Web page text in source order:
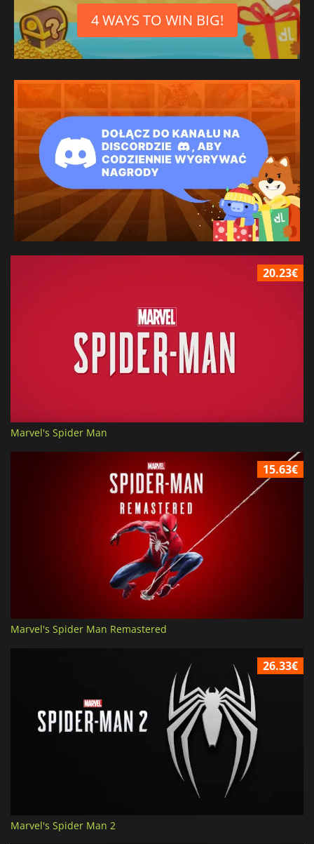
4 WAYS TO WIN BIG!
20.23€
Marvel's Spider Man
15.63€
Marvel's Spider Man Remastered
26.33€
Marvel's Spider Man 2